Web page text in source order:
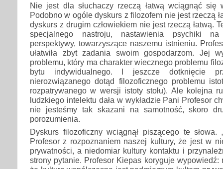
Nie jest dla słuchaczy rzeczą łatwą wciągnąć się
Podobno w ogóle dyskurs z filozofem nie jest rzeczą
dyskurs z drugim człowiekiem nie jest rzeczą łatwą.
specjalnego nastroju, nastawienia psychiki
perspektywy, towarzyszące naszemu istnieniu.
ułatwiła zbyt zadania swoim gospodarzom. Jej
problemu, który ma charakter wiecznego problemu
bytu indywidualnego. I jeszcze dotknięcie
nierozwiązanego dotąd filozoficznego problemu
rozpatrywanego w wersji istoty stołu). Ale kolejna
ludzkiego intelektu dała w wykładzie Pani Profesor
nie jesteśmy tak skazani na samotność, skoro
porozumienia.
Dyskurs filozoficzny wciągnął piszącego te
Profesor z rozpoznaniem naszej kultury, że jest w
prywatności, a niedomiar kultury kontaktu i
strony pytanie. Profesor Kiepas koryguje wypowiedź: